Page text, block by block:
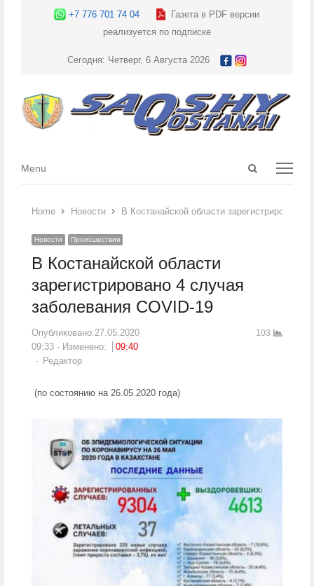
+7 776 701 74 04
Газета в PDF версии
реализуется по подписке
Сегодня: Четверг, 6 Августа 2026
Open
Menu
Menu
Home Новости В Костанайской области зарегистрировано
Новости Происшествия
В Костанайской области
зарегистрировано 4 случая
заболевания COVID-19
Опубликовано:27.05.2020
09:33
Изменено:
09:40
Author
Редактор
103
(по состоянию на 26.05.2020 года)